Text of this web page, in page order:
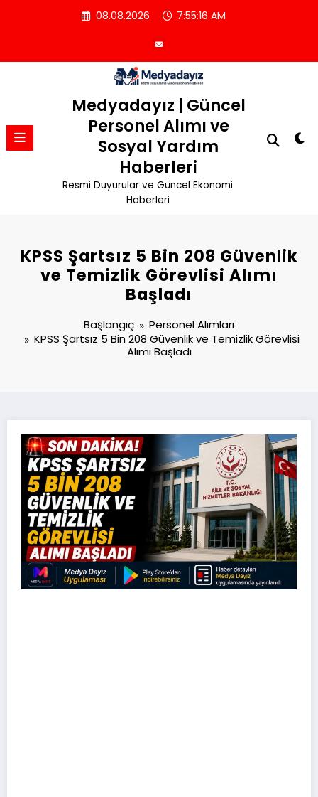
08.08.2026 7:55:16 AM
Medyadayız | Güncel
Personel Alımı ve
Sosyal Yardım
Haberleri
Resmi Duyurular ve Güncel Ekonomi
Haberleri
KPSS Şartsız 5 Bin 208 Güvenlik
ve Temizlik Görevlisi Alımı
Başladı
Başlangıç
Personel Alımları
KPSS Şartsız 5 Bin 208 Güvenlik ve Temizlik Görevlisi
Alımı Başladı